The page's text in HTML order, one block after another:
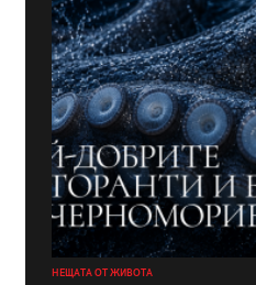
НЕЩАТА ОТ ЖИВОТА